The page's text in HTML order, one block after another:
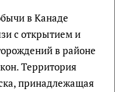
в Канаде
с открытием и
в районе
Территория
принадлежащая